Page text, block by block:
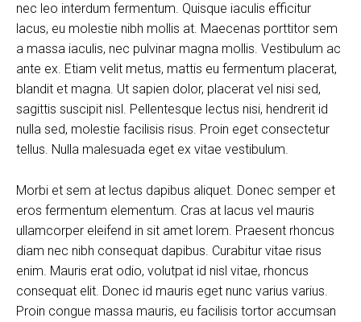
nec leo interdum fermentum. Quisque iaculis efficitur
lacus, eu molestie nibh mollis at. Maecenas porttitor sem
a massa iaculis, nec pulvinar magna mollis. Vestibulum ac
ante ex. Etiam velit metus, mattis eu fermentum placerat,
blandit et magna. Ut sapien dolor, placerat vel nisi sed,
sagittis suscipit nisl. Pellentesque lectus nisi, hendrerit id
nulla sed, molestie facilisis risus. Proin eget consectetur
tellus. Nulla malesuada eget ex vitae vestibulum.
Morbi et sem at lectus dapibus aliquet. Donec semper et
eros fermentum elementum. Cras at lacus vel mauris
ullamcorper eleifend in sit amet lorem. Praesent rhoncus
diam nec nibh consequat dapibus. Curabitur vitae risus
enim. Mauris erat odio, volutpat id nisl vitae, rhoncus
consequat elit. Donec id mauris eget nunc varius varius.
Proin congue massa mauris, eu facilisis tortor accumsan